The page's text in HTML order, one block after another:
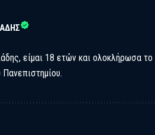
είμαι 18 ετών και ολοκλήρωσα